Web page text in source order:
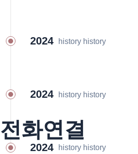
2024 history history
2024 history history
2024 history history
전화연결